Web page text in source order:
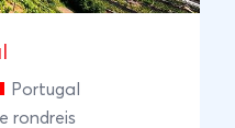
Portugal
rondreis